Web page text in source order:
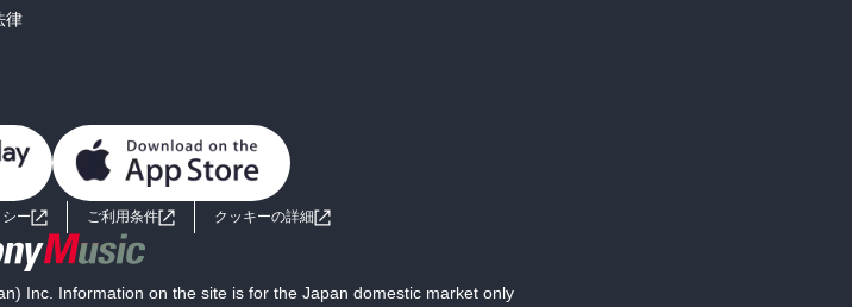
律
ー ご利用条件 クッキーの詳細
Inc. Information on the site is for the Japan domestic market only